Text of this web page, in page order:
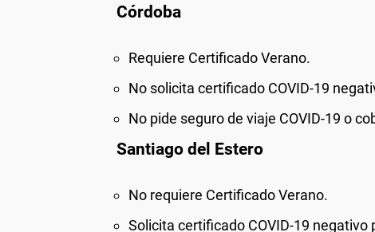
Córdoba
Requiere Certificado Verano.
No solicita certificado COVID-19
No pide seguro de viaje COVID-19 o
Santiago del Estero
No requiere Certificado Verano.
Solicita certificado COVID-19